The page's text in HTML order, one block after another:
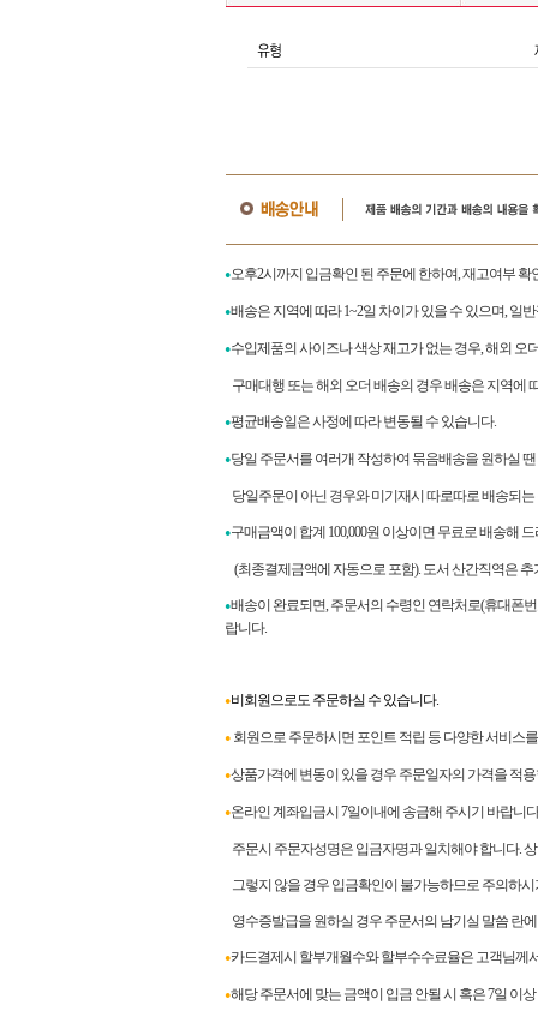
●오후2시까지 입금확인 된 주문에 한하여, 재고여부
●배송은 지역에 따라 1~2일 차이가 있을 수 있으며, 일
●수입제품의 사이즈나 색상 재고가 없는 경우, 해외 오
구매대행 또는 해외 오더 배송의 경우 배송은 지역에
●평균배송일은 사정에 따라 변동될 수 있습니다.
●당일 주문서를 여러개 작성하여 묶음배송을 원하실
당일주문이 아닌 경우와 미기재시 따로따로 배송되
●구매금액이 합계 100,000원 이상이면 무료로 배송해
(최종결제금액에 자동으로 포함). 도서 산간직역은
●배송이 완료되면, 주문서의 수령인 연락처로(휴대폰
랍니다.
●비회원으로도 주문하실 수 있습니다.
● 회원으로 주문하시면 포인트 적립 등 다양한 서비스
●상품가격에 변동이 있을 경우 주문일자의 가격을 적
●온라인 계좌입금시 7일이내에 송금해 주시기 바랍니
주문시 주문자성명은 입금자명과 일치해야 합니다.
그렇지 않을 경우 입금확인이 불가능하므로 주의하
영수증발급을 원하실 경우 주문서의 남기실 말씀 란
●카드결제시 할부개월수와 할부수수료율은 고객님께
●해당 주문서에 맞는 금액이 입금 안될 시 혹은 7일 이